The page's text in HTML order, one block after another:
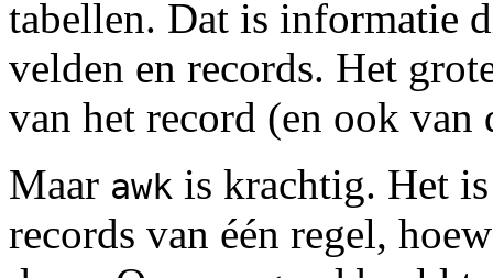
tabellen. Dat is informatie
velden en records. Het
van het record (en ook
Maar awk is krachtig. Het
records van één regel,